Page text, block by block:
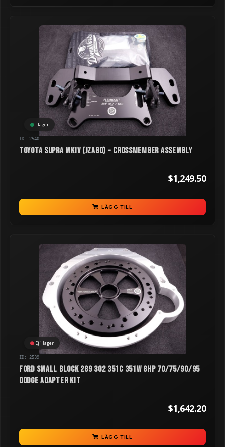
I lager
ID: 2540
Toyota Supra MKIV (JZA80) - Crossmember Assembly
$1,249.50
LÄGG TILL
Ej i lager
ID: 2539
Ford Small Block 289 302 351C 351W 8HP 70/75/90/95
Dodge Adapter Kit
$1,642.20
LÄGG TILL